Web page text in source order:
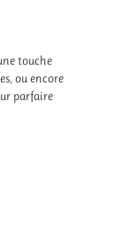
touche
ou encore
parfaire